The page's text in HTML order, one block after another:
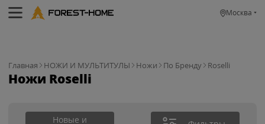
Москва
Главная НОЖИ И МУЛЬТИТУЛЫ Ножи По Бренду Roselli
Ножи Roselli
Новые и